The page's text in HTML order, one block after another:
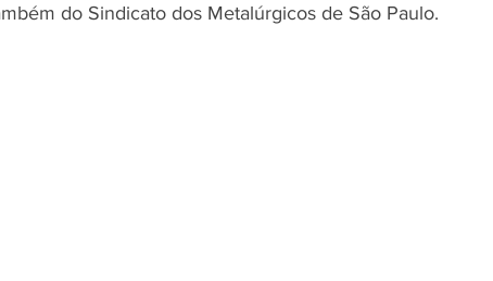
do Sindicato dos Metalúrgicos de São Paulo.